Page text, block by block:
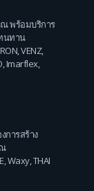
พร้อมบริการ
นทาน
,VENZ,
,Imarflex,
ารสร้าง
,Waxy,THAI